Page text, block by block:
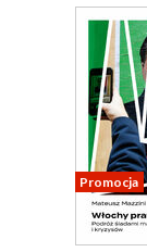
Promocja